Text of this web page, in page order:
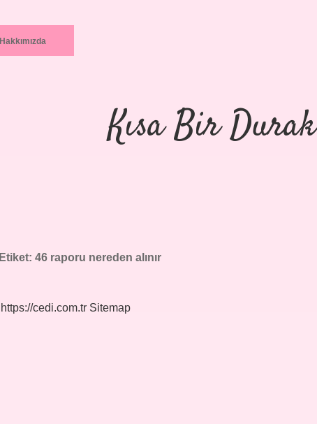
Hakkımızda
Kısa Bir Durak
Etiket:46 raporu nereden alınır
https://cedi.com.tr Sitemap